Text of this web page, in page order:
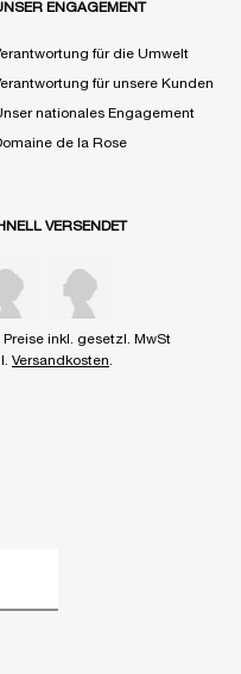
ENGAGEMENT
für die Umwelt
für unsere Kunden
nationales Engagement
de la Rose
VERSENDET
Preise inkl. gesetzl. MwSt
Versandkosten